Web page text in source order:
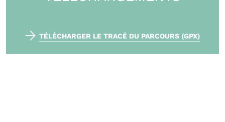
TÉLÉCHARGER LE TRACÉ DU PARCOURS (GPX)